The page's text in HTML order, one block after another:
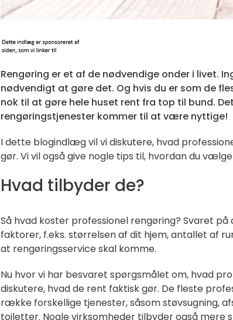
Rengøring er et af de nødvendige onder i livet.
nødvendigt at gøre det. Og hvis du er som de
nok til at gøre hele huset rent fra top til bund.
rengøringstjenester kommer til at være nyttige!
I dette blogindlæg vil vi diskutere, hvad
gør. Vi vil også give nogle tips til, hvordan du
Hvad tilbyder de?
Så hvad koster professionel rengøring? Svaret
faktorer, f.eks. størrelsen af dit hjem, antallet af
at rengøringsservice skal komme.
Nu hvor vi har besvaret spørgsmålet om, hvad
diskutere, hvad de rent faktisk gør. De fleste
række forskellige tjenester, såsom støvsugning,
toiletter. Nogle virksomheder tilbyder også mere